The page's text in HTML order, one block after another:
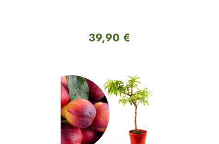
Regulärer Preis:
39,90 €